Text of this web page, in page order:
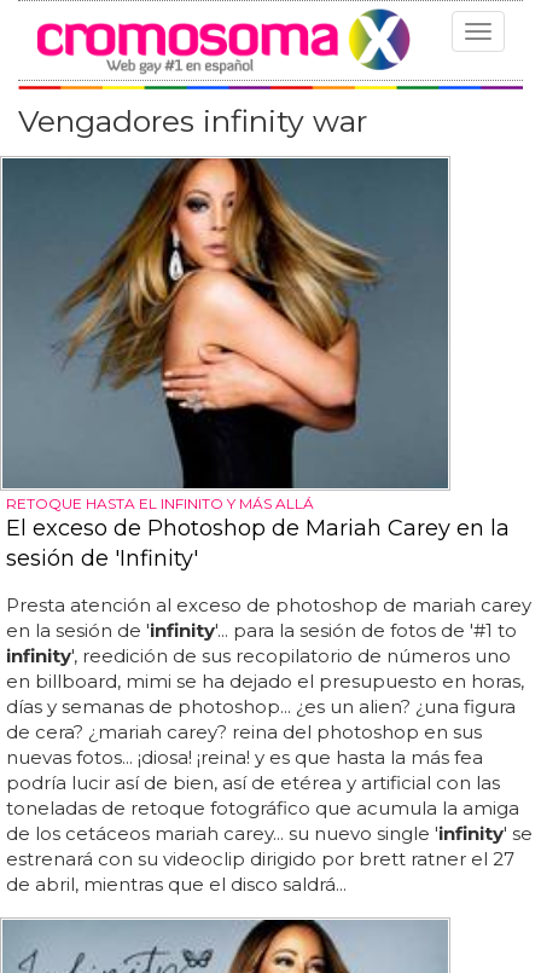
Toggle
Vengadores infinity war
RETOQUE HASTA EL INFINITO Y MÁS ALLÁ
El exceso de Photoshop de Mariah Carey en la
sesión de 'Infinity'
Presta atención al exceso de photoshop de mariah carey
en la sesión de 'infinity'... para la sesión de fotos de '#1 to
infinity', reedición de sus recopilatorio de números uno
en billboard, mimi se ha dejado el presupuesto en horas,
días y semanas de photoshop... ¿es un alien? ¿una figura
de cera? ¿mariah carey? reina del photoshop en sus
nuevas fotos... ¡diosa! ¡reina! y es que hasta la más fea
podría lucir así de bien, así de etérea y artificial con las
toneladas de retoque fotográfico que acumula la amiga
de los cetáceos mariah carey... su nuevo single 'infinity' se
estrenará con su videoclip dirigido por brett ratner el 27
de abril, mientras que el disco saldrá...